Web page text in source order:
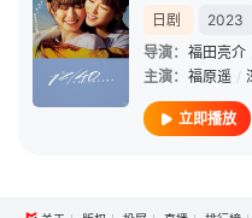
日剧 2023
导演： 福田亮介
主演： 福原遥 /
立即播放